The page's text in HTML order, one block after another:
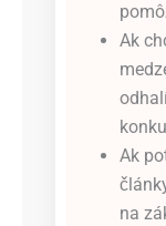
Ak
Ak
na